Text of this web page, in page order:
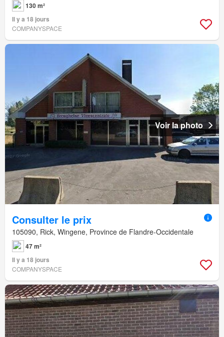
130 m²
Il y a 18 jours
COMPANYSPACE
Voir la photo
Consulter le prix
105090, Rick, Wingene, Province de Flandre-Occidentale
47 m²
Il y a 18 jours
COMPANYSPACE